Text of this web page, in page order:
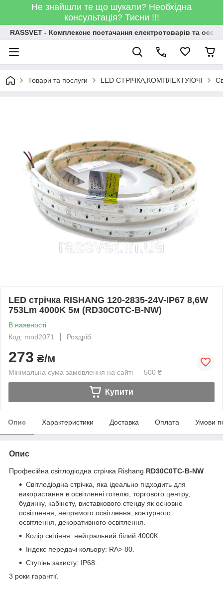
Не знайшли те що шукали? Необхідна
консультація? Тисни !!!
RASSVET - Комплексне постачання електротоварів та
Товари та послуги LED СТРІЧКА,КОМПЛЕКТУЮЧІ
LED стрічка RISHANG 120-2835-24V-IP67 8,6W
753Lm 4000K 5м (RD30C0TC-B-NW)
В наявності
Код: mod2071
Роздріб
273 ₴/м
Мінімальна сума замовлення на сайті — 500 ₴
Купити
Опис Характеристики Доставка Оплата Умови
Опис
Професійна світлодіодна стрічка Rishang RD30C0TC-B-NW
Світлодіодна стрічка, яка ідеально підходить для
використання в освітленні готелю, торгового центру,
будинку, кабінету, виставкового стенду як основне
освітлення, непрямого освітлення, контурного
освітлення, декоративного освітлення.
Колір світіння: нейтральний білий 4000К.
Індекс передачі кольору: RA> 80.
Ступінь захисту: IP68.
3 роки гарантії.